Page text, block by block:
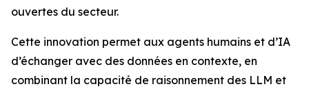
ouvertes du secteur.
Cette innovation permet aux agents humains et d’IA
d’échanger avec des données en contexte, en
combinant la capacité de raisonnement des LLM et